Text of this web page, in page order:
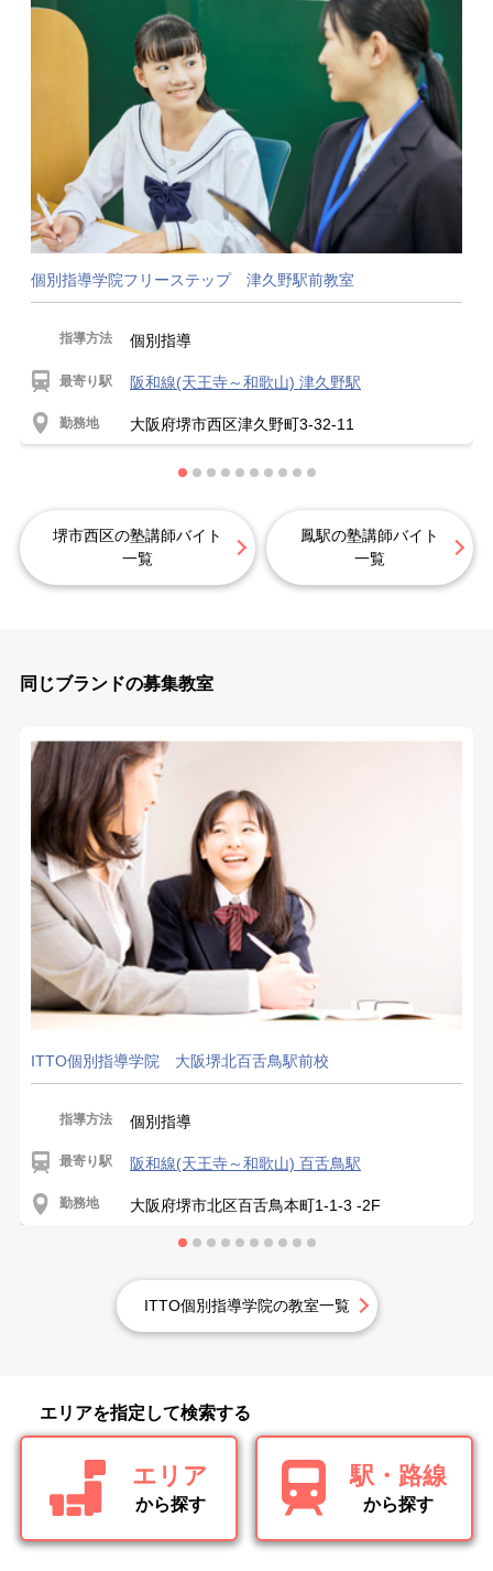
個別指導学院フリーステップ 津久野駅前教室
指導方法 個別指導
最寄り駅 阪和線(天王寺～和歌山) 津久野駅
勤務地 大阪府堺市西区津久野町3-32-11
堺市西区の塾講師バイト
一覧
鳳駅の塾講師バイト
一覧
同じブランドの募集教室
ITTO個別指導学院 大阪堺北百舌鳥駅前校
指導方法 個別指導
最寄り駅 阪和線(天王寺～和歌山) 百舌鳥駅
勤務地 大阪府堺市北区百舌鳥本町1-1-3 -2F
ITTO個別指導学院の教室一覧
エリアを指定して検索する
エリア
から探す
駅・路線
から探す